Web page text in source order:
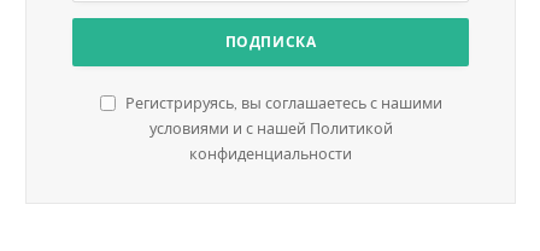
Регистрируясь, вы соглашаетесь с нашими
условиями и с нашей Политикой
конфиденциальности